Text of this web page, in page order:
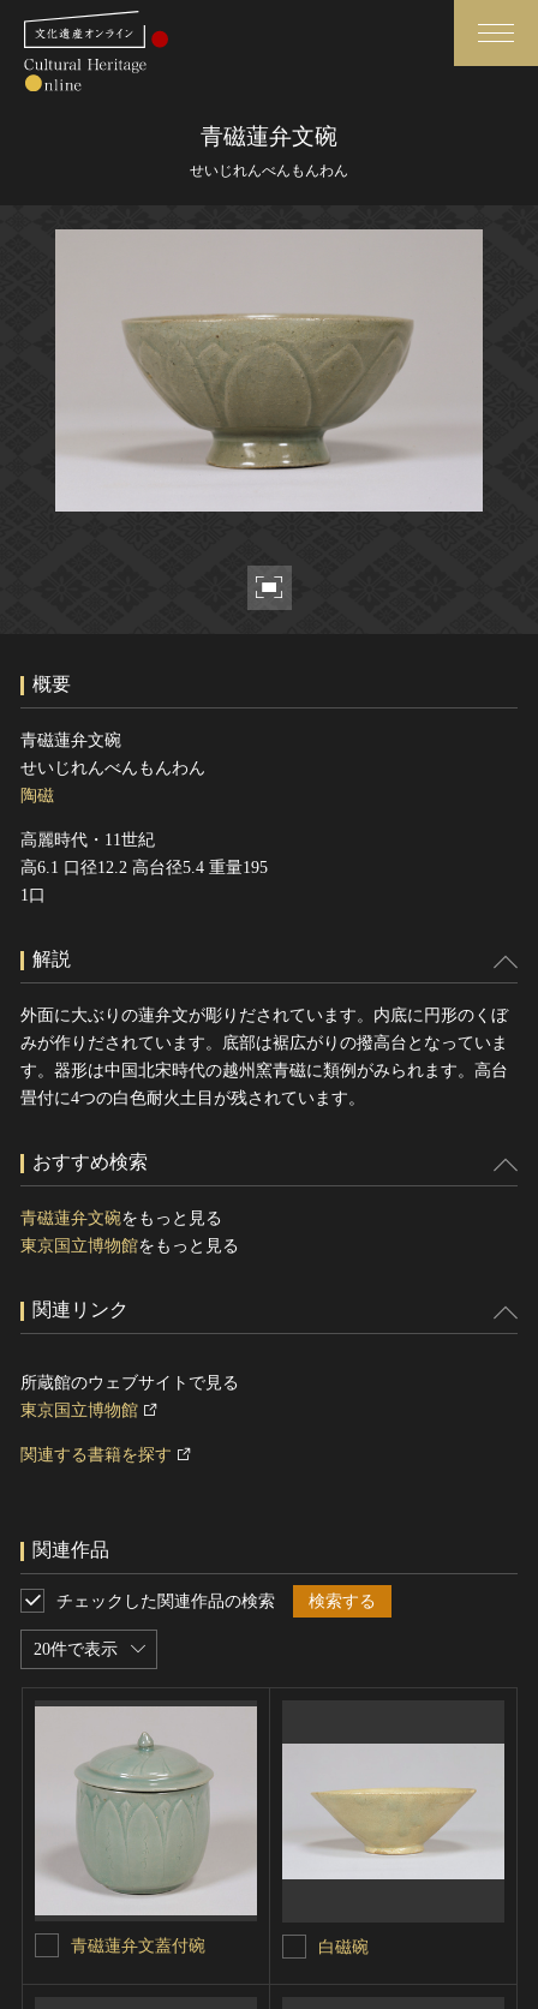
さらに詳細検索
世界遺産と無形文化遺産
全国の美術館・博物館
媒体資料・関連記事等
博物館、美術館の皆さまへ
文化庁よりご挨拶
今月のみどころ
お知らせ一覧
このサイトについて
サイトのご意見はこちら
文化遺産データベース
青磁蓮弁文碗
せいじれんべんもんわん
概要
青磁蓮弁文碗
せいじれんべんもんわん
陶磁
高麗時代・11世紀
高6.1 口径12.2 高台径5.4 重量195
1口
解説
外面に大ぶりの蓮弁文が彫りだされています。内底に円形のくぼ
みが作りだされています。底部は裾広がりの撥高台となっていま
す。器形は中国北宋時代の越州窯青磁に類例がみられます。高台
畳付に4つの白色耐火土目が残されています。
おすすめ検索
青磁蓮弁文碗をもっと見る
東京国立博物館をもっと見る
関連リンク
所蔵館のウェブサイトで見る
東京国立博物館
関連する書籍を探す
関連作品
20件で表示
チェックした関連作品の検索 検索する
青磁蓮弁文蓋付碗 白磁碗